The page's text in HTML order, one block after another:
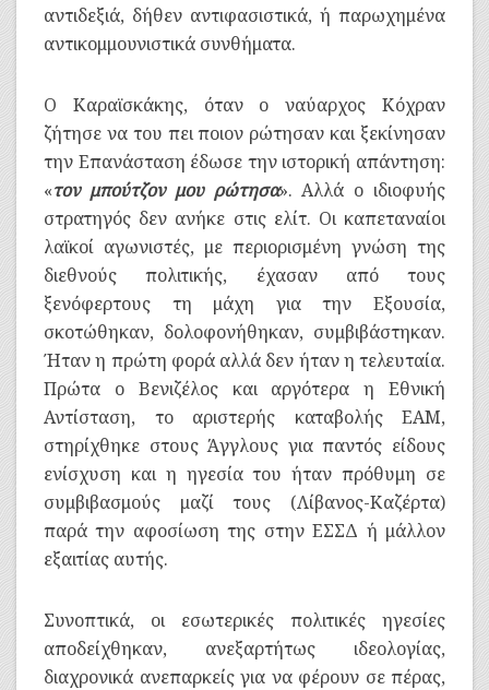
αντιδεξιά, δήθεν αντιφασιστικά, ή παρωχημένα
αντικομμουνιστικά συνθήματα.
Ο Καραϊσκάκης, όταν ο ναύαρχος Κόχραν
ζήτησε να του πει ποιον ρώτησαν και ξεκίνησαν
την Επανάσταση έδωσε την ιστορική απάντηση:
«τον μπούτζον μου ρώτησα». Αλλά ο ιδιοφυής
στρατηγός δεν ανήκε στις ελίτ. Οι καπεταναίοι
λαϊκοί αγωνιστές, με περιορισμένη γνώση της
διεθνούς πολιτικής, έχασαν από τους
ξενόφερτους τη μάχη για την Εξουσία,
σκοτώθηκαν, δολοφονήθηκαν, συμβιβάστηκαν.
Ήταν η πρώτη φορά αλλά δεν ήταν η τελευταία.
Πρώτα ο Βενιζέλος και αργότερα η Εθνική
Αντίσταση, το αριστερής καταβολής ΕΑΜ,
στηρίχθηκε στους Άγγλους για παντός είδους
ενίσχυση και η ηγεσία του ήταν πρόθυμη σε
συμβιβασμούς μαζί τους (Λίβανος-Καζέρτα)
παρά την αφοσίωση της στην ΕΣΣΔ ή μάλλον
εξαιτίας αυτής.
Συνοπτικά, οι εσωτερικές πολιτικές ηγεσίες
αποδείχθηκαν, ανεξαρτήτως ιδεολογίας,
διαχρονικά ανεπαρκείς για να φέρουν σε πέρας,